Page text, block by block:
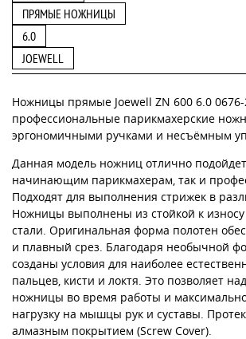
ПРЯМЫЕ НОЖНИЦЫ
6.0
JOEWELL
Ножницы прямые Joewell ZN 600 6.0 0676-
профессиональные парикмахерские
эргономичными ручками и несъёмным
Данная модель ножниц отлично
начинающим парикмахерам, так и
Подходят для выполнения стрижек в
Ножницы выполнены из стойкой к
стали. Оригинальная форма полотен
и плавный срез. Благодаря необычной
созданы условия для наиболее
пальцев, кисти и локтя. Это позволяет
ножницы во время работы и
нагрузку на мышцы рук и суставы.
алмазным покрытием (Screw Cover).